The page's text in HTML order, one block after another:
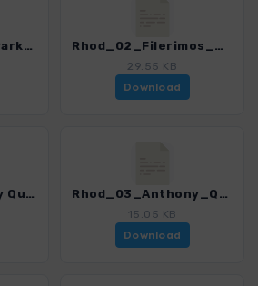
Rhod_01_Rodini-Park_4485_2.gpx Rhod_02_Filerimos_4485_2.gpx
29.55 KB
Download
Rhod_03_Anthony Quinn_A_4485_2.gpx Rhod_03_Anthony_Quinn_B_4485_2.gpx
15.05 KB
Download